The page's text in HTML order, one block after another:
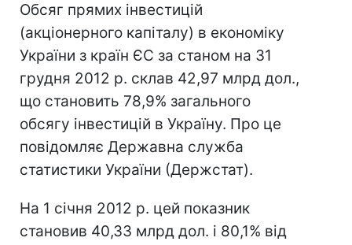
Обсяг прямих інвестицій
(акціонерного капіталу) в економіку
України з країн ЄС за станом на 31
грудня 2012 р. склав 42,97 млрд дол.,
що становить 78,9% загального
обсягу інвестицій в Україну. Про це
повідомляє Державна служба
статистики України (Держстат).
На 1 січня 2012 р. цей показник
становив 40,33 млрд дол. і 80,1% від